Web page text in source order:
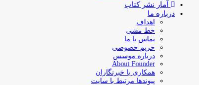
آمار نشر کتاب
درباره ما
اهداف
خط مشی
تماس با ما
حریم خصوصی
درباره موسس
About Founder
همکاری با خبرنگاران
پیوندها مرتبط با سایت